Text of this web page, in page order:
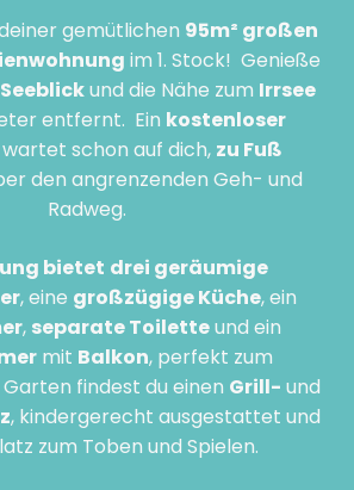
gemütlichen 95m² großen
im 1. Stock! Genieße
Seeblickund die Nähe zum Irrsee
entfernt. Ein kostenloser
wartet schon auf dich, zu Fuß
den angrenzenden Geh- und
Radweg.
bietet drei geräumige
, eine großzügige Küche, ein
, separate Toiletteund ein
mit Balkon, perfekt zum
findest du einen Grill- und
, kindergerecht ausgestattet und
zum Toben und Spielen.